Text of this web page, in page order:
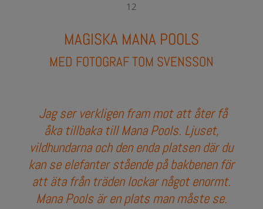
12
MAGISKA MANA POOLS
MED FOTOGRAF TOM SVENSSON
Jag ser verkligen fram mot att åter få
åka tillbaka till Mana Pools. Ljuset,
vildhundarna och den enda platsen där du
kan se elefanter stående på bakbenen för
att äta från träden lockar något enormt.
Mana Pools är en plats man måste se.